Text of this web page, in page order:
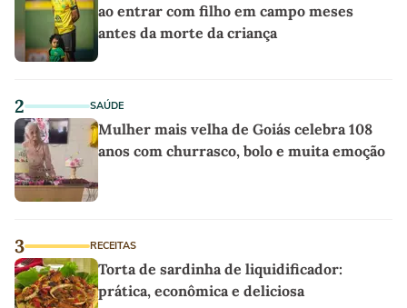
ao entrar com filho em campo meses
antes da morte da criança
2 SAÚDE
Mulher mais velha de Goiás celebra 108
anos com churrasco, bolo e muita emoção
3 RECEITAS
Torta de sardinha de liquidificador:
prática, econômica e deliciosa